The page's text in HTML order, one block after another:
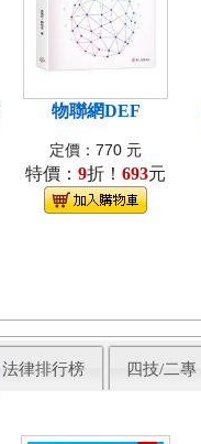
物聯網DEF
定價：770 元
特價： 9折！ 693元
法律排行榜 四技/二專